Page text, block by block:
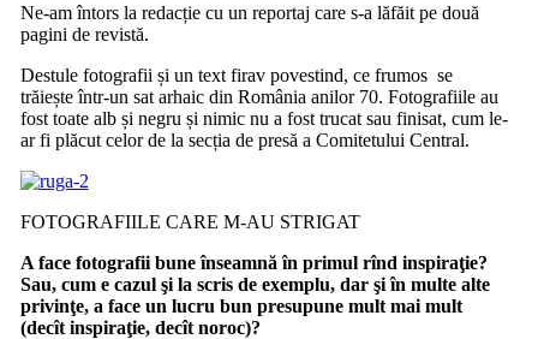
Ne-am întors la redacție cu un reportaj care s-a lăfăit pe două
pagini de revistă.
Destule fotografii și un text firav povestind, ce frumos se
trăiește într-un sat arhaic din România anilor 70. Fotografiile au
fost toate alb și negru și nimic nu a fost trucat sau finisat, cum le-
ar fi plăcut celor de la secția de presă a Comitetului Central.
FOTOGRAFIILE CARE M-AU STRIGAT
A face fotografii bune înseamnă în primul rînd inspiraţie?
Sau, cum e cazul şi la scris de exemplu, dar şi în multe alte
privinţe, a face un lucru bun presupune mult mai mult
(decît inspiraţie, decît noroc)?